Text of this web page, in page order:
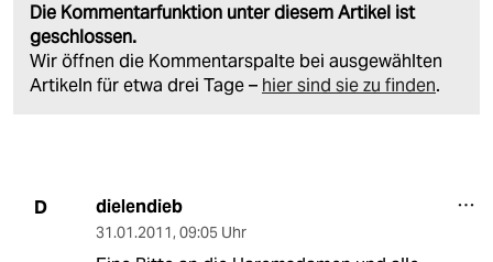
Die Kommentarfunktion unter diesem Artikel ist
geschlossen.
Wir öffnen die Kommentarspalte bei ausgewählten
Artikeln für etwa drei Tage – hier sind sie zu finden.
D dielendieb
31.01.2011, 09:05 Uhr